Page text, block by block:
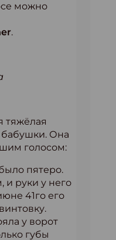
можно
.
тяжёлая
Она
голосом:
пятеро.
и руки у него
41го его
у ворот
губы